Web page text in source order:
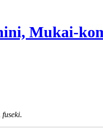
Mukai-
fuseki.